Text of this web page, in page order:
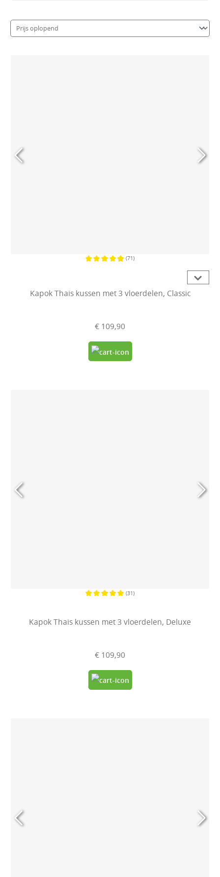
Gemiddelde waardering van 4.9
(71)
Kapok Thais kussen met 3 vloerdelen, Classic
€ 109,90
Gemiddelde waardering van 5 van
(31)
Kapok Thais kussen met 3 vloerdelen, Deluxe
€ 109,90